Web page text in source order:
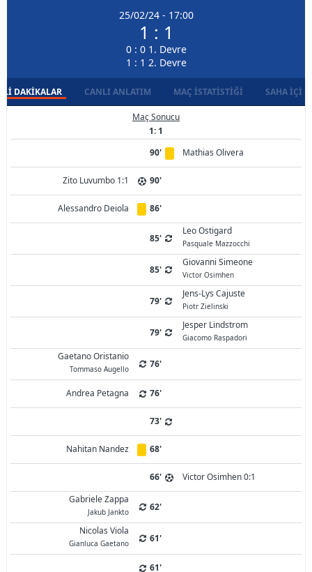
25/02/24 - 17:00
1 : 1
0 : 0 1. Devre
1 : 1 2. Devre
DAKIKALAR CANLI ANLATIM MAÇ İSTATISTIĞI SAHA İÇI
Maç Sonucu
1: 1
90'
Mathias Olivera
Zito Luvumbo 1:1 90'
Alessandro Deiola 86'
85'
Leo Ostigard
Pasquale Mazzocchi
85'
Giovanni Simeone
Victor Osimhen
79'
Jens-Lys Cajuste
Piotr Zielinski
79'
Jesper Lindstrom
Giacomo Raspadori
Gaetano Oristanio
Tommaso Augello 76'
Andrea Petagna 76'
73'
Nahitan Nandez 68'
66'
Victor Osimhen 0:1
Gabriele Zappa
Jakub Jankto
62'
Nicolas Viola
Gianluca Gaetano 61'
61'